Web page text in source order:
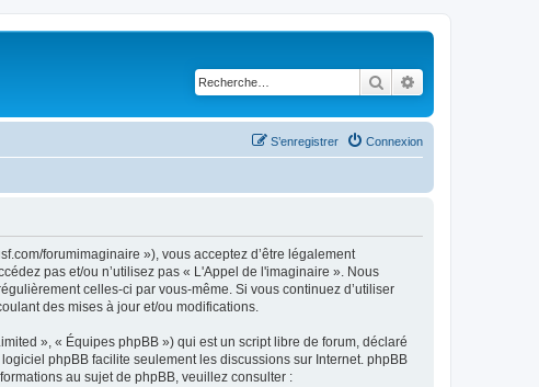
Rechercher
Connexion
S’enregistrer
forumimaginaire »), vous acceptez d’être légalement
pas et/ou n’utilisez pas « L'Appel de l'imaginaire ». Nous
celles-ci par vous-même. Si vous continuez d’utiliser
des mises à jour et/ou modifications.
», « Équipes phpBB ») qui est un script libre de forum, déclaré
logiciel phpBB facilite seulement les discussions sur Internet. phpBB
au sujet de phpBB, veuillez consulter :